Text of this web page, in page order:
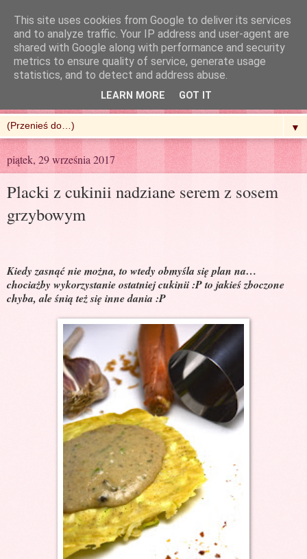
R'n'G Kitchen
▼
piątek, 29 września 2017
Placki z cukinii nadziane serem z sosem
grzybowym
Kiedy zasnąć nie można, to wtedy obmyśla się plan na…
chociażby wykorzystanie ostatniej cukinii :P to jakieś zboczone
chyba, ale śnią też się inne dania :P
This site uses cookies from Google to deliver its services
and to analyze traffic. Your IP address and user-agent are
shared with Google along with performance and security
metrics to ensure quality of service, generate usage
statistics, and to detect and address abuse.
LEARN MORE GOT IT